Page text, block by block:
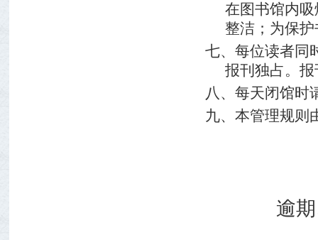
在图书馆内
整洁；为保
七、每位读者同
报刊独占。
八、每天闭馆时
九、本管理规则
逾